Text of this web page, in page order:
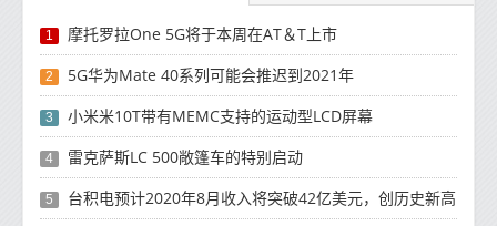
1 摩托罗拉One 5G将于本周在AT＆T上市
2 5G华为Mate 40系列可能会推迟到2021年
3 小米米10T带有MEMC支持的运动型LCD屏幕
4 雷克萨斯LC 500敞篷车的特别启动
5 台积电预计2020年8月收入将突破42亿美元，创历史新高